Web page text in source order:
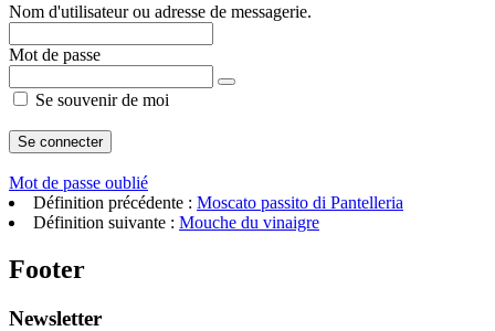
Nom d'utilisateur ou adresse de messagerie.
Mot de passe
Se souvenir de moi
Mot de passe oublié
Définition précédente : Moscato passito di Pantelleria
Définition suivante : Mouche du vinaigre
Footer
Newsletter